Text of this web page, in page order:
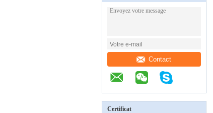
Contact
Certificat